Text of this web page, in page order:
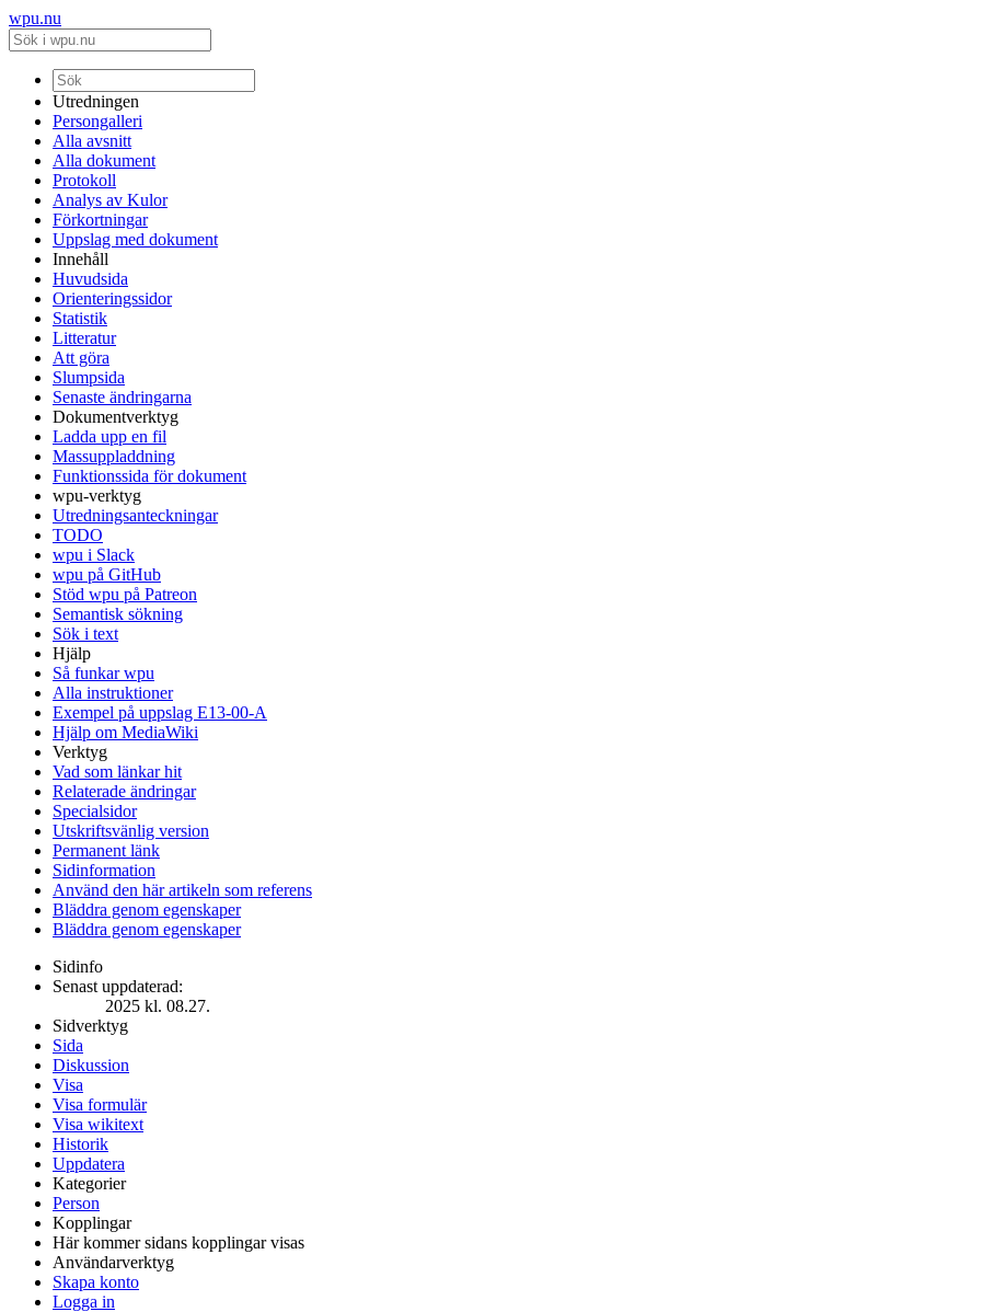
wpu.nu
Utredningen
Persongalleri
Alla avsnitt
Alla dokument
Protokoll
Analys av Kulor
Förkortningar
Uppslag med dokument
Innehåll
Huvudsida
Orienteringssidor
Statistik
Litteratur
Att göra
Slumpsida
Senaste ändringarna
Dokumentverktyg
Ladda upp en fil
Massuppladdning
Funktionssida för dokument
wpu-verktyg
Utredningsanteckningar
TODO
wpu i Slack
wpu på GitHub
Stöd wpu på Patreon
Semantisk sökning
Sök i text
Hjälp
Så funkar wpu
Alla instruktioner
Exempel på uppslag E13-00-A
Hjälp om MediaWiki
Verktyg
Vad som länkar hit
Relaterade ändringar
Specialsidor
Utskriftsvänlig version
Permanent länk
Sidinformation
Använd den här artikeln som referens
Bläddra genom egenskaper
Bläddra genom egenskaper
Sidinfo
Senast uppdaterad:
2025 kl. 08.27.
Sidverktyg
Sida
Diskussion
Visa
Visa formulär
Visa wikitext
Historik
Uppdatera
Kategorier
Person
Kopplingar
Här kommer sidans kopplingar visas
Användarverktyg
Skapa konto
Logga in